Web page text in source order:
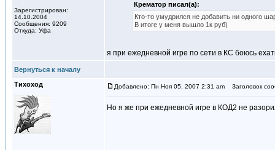
Зарегистрирован:
14.10.2004
Сообщения: 9209
Откуда: Уфа
Крематор писал(а):
Кто-то умудрился не добавить ни одного
В итоге у меня вышло 1к руб)
я при ежедневной игре по сети в КС боюсь
Вернуться к началу
Тихоход
Добавлено: Пн Ноя 05, 2007 2:31 am Заголовок
Но я же при ежедневной игре в КОД2 не